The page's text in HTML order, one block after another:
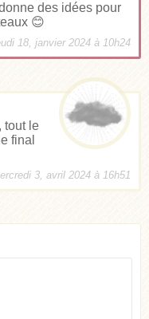
des idées pour
😊
18, janvier 2024 à 10h24
tout le
final
3, avril 2024 à 16h51